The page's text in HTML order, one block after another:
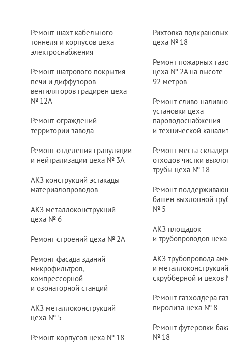
Ремонт шахт кабельного
тоннеля и корпусов цеха
электроснабжения
Ремонт шатрового покрытия
печи и диффузоров
вентиляторов градирен цеха
№ 12А
Ремонт ограждений
территории завода
Ремонт отделения грануляции
и нейтрализации цеха № 3А
АКЗ конструкций эстакады
материалопроводов
АКЗ металлоконструкций
цеха № 6
Ремонт строений цеха № 2А
Ремонт фасада зданий
микрофильтров,
компрессорной
и озонаторной станций
АКЗ металлоконструкций
цеха № 5
Ремонт корпусов цеха № 18
Рихтовка
цеха № 18
Ремонт пожарных
цеха № 2А на высоте
92 метров
Ремонт сливо-
установки цеха
пароводоснабжения
и технической
Ремонт места
отходов чистки
трубы цеха № 18
Ремонт
башен выхлопной
№ 5
АКЗ площадок
и трубопроводов
АКЗ трубопровода
и металлоконструкций
скрубберной и цехов
Ремонт газхолдера
пиролиза цеха № 8
Ремонт футеровки
№ 18